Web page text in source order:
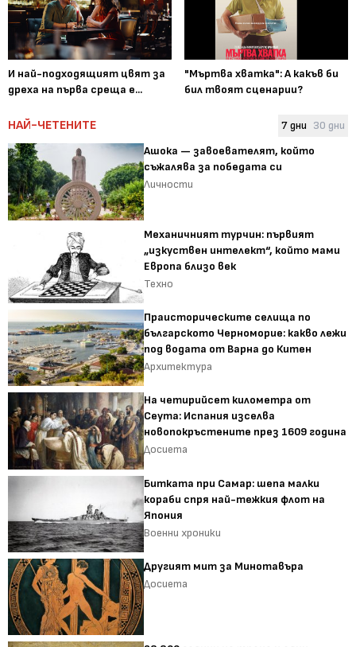
И най-подходящият цвят за
дреха на първа среща е...
"Мъртва хватка": А какъв би
бил твоят сценарии?
НАЙ-ЧЕТЕНИТЕ 7 дни 30 дни
Ашока — завоевателят, който
съжалява за победата си
Личности
Механичният турчин: първият
„изкуствен интелект“, който мами
Европа близо век
Техно
Праисторическите селища по
българското Черноморие: какво лежи
под водата от Варна до Китен
Архитектура
На четирийсет километра от
Сеута: Испания изселва
новопокръстените през 1609 година
Досиета
Битката при Самар: шепа малки
кораби спря най-тежкия флот на
Япония
Военни хроники
Другият мит за Минотавъра
Досиета